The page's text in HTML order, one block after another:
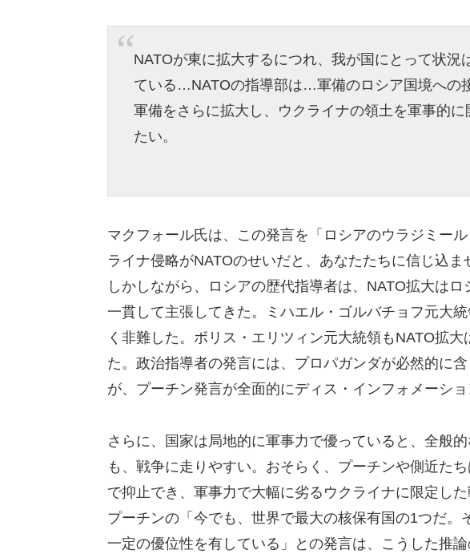
NATOが東に拡大するにつれ、我が国にとって状況
ている…NATOの指導部は…軍備のロシア国境への
軍備をさらに拡大し、ウクライナの領土を軍事的
たい。
マクフォール氏は、この発言を「ロシアのウラジミー
ライナ侵略がNATOのせいだと、あなたたちに信じ込ま
しかしながら、ロシアの歴代指導者は、NATO拡大は
一貫して主張してきた。ミハエル・ゴルバチョフ元大
く非難した。ボリス・エリツィン元大統領もNATO拡
た。政治指導者の発言には、プロパガンダが必然的に
が、プーチン発言が全面的にディス・インフォメーシ
さらに、国家は局地的に軍事力で優っていると、全般
も、戦争に走りやすい。おそらく、プーチンや側近た
で抑止でき、軍事力で大幅に劣るウクライナに限定し
プーチンの「今でも、世界で最大の核保有国の1つだ。
一定の優位性を有している」との発言は、こうした推論